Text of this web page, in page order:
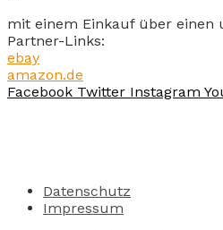
mit einem Einkauf über einen
Partner-Links:
ebay
amazon.de
Facebook Twitter Instagram
Datenschutz
Impressum